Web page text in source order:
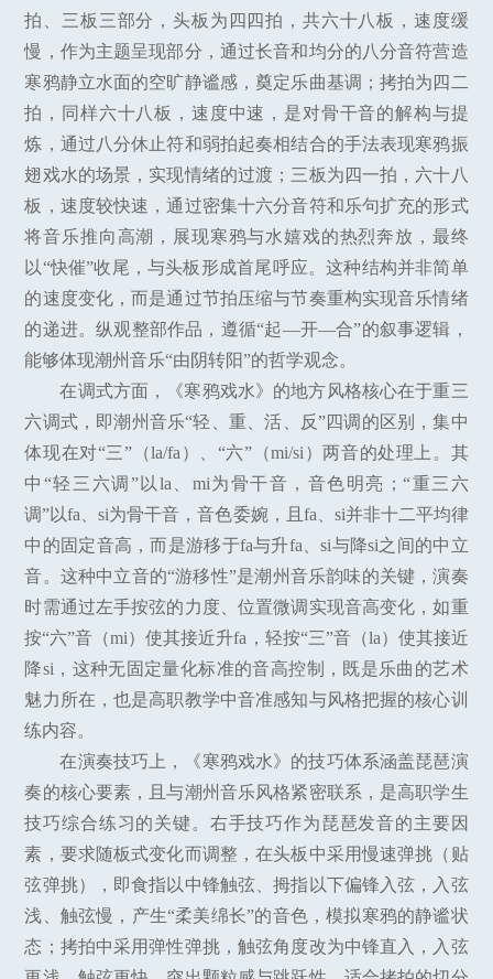
拍、三板三部分，头板为四四拍，共六十八板，速度缓
慢，作为主题呈现部分，通过长音和均分的八分音符营造
寒鸦静立水面的空旷静谧感，奠定乐曲基调；拷拍为四二
拍，同样六十八板，速度中速，是对骨干音的解构与提
炼，通过八分休止符和弱拍起奏相结合的手法表现寒鸦振
翅戏水的场景，实现情绪的过渡；三板为四一拍，六十八
板，速度较快速，通过密集十六分音符和乐句扩充的形式
将音乐推向高潮，展现寒鸦与水嬉戏的热烈奔放，最终
以“快催”收尾，与头板形成首尾呼应。这种结构并非简单
的速度变化，而是通过节拍压缩与节奏重构实现音乐情绪
的递进。纵观整部作品，遵循“起—开—合”的叙事逻辑，
能够体现潮州音乐“由阴转阳”的哲学观念。
在调式方面，《寒鸦戏水》的地方风格核心在于重三
六调式，即潮州音乐“轻、重、活、反”四调的区别，集中
体现在对“三”（la/fa）、“六”（mi/si）两音的处理上。其
中“轻三六调”以la、mi为骨干音，音色明亮；“重三六
调”以fa、si为骨干音，音色委婉，且fa、si并非十二平均律
中的固定音高，而是游移于fa与升fa、si与降si之间的中立
音。这种中立音的“游移性”是潮州音乐韵味的关键，演奏
时需通过左手按弦的力度、位置微调实现音高变化，如重
按“六”音（mi）使其接近升fa，轻按“三”音（la）使其接近
降si，这种无固定量化标准的音高控制，既是乐曲的艺术
魅力所在，也是高职教学中音准感知与风格把握的核心训
练内容。
在演奏技巧上，《寒鸦戏水》的技巧体系涵盖琵琶演
奏的核心要素，且与潮州音乐风格紧密联系，是高职学生
技巧综合练习的关键。右手技巧作为琵琶发音的主要因
素，要求随板式变化而调整，在头板中采用慢速弹挑（贴
弦弹挑），即食指以中锋触弦、拇指以下偏锋入弦，入弦
浅、触弦慢，产生“柔美绵长”的音色，模拟寒鸦的静谧状
态；拷拍中采用弹性弹挑，触弦角度改为中锋直入，入弦